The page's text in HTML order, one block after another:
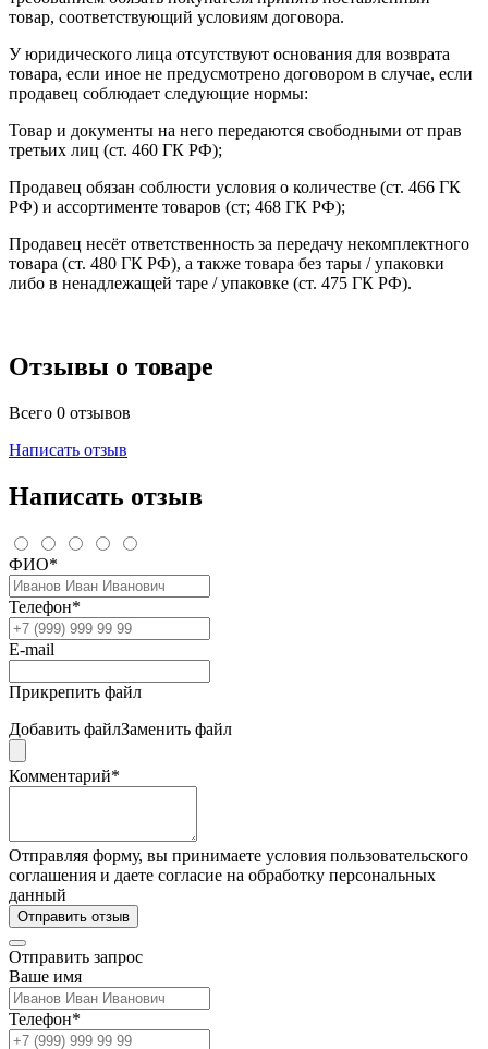
товар, соответствующий условиям договора.
У юридического лица отсутствуют основания для возврата
товара, если иное не предусмотрено договором в случае, если
продавец соблюдает следующие нормы:
Товар и документы на него передаются свободными от прав
третьих лиц (ст. 460 ГК РФ);
Продавец обязан соблюсти условия о количестве (ст. 466 ГК
РФ) и ассортименте товаров (ст; 468 ГК РФ);
Продавец несёт ответственность за передачу некомплектного
товара (ст. 480 ГК РФ), а также товара без тары / упаковки
либо в ненадлежащей таре / упаковке (ст. 475 ГК РФ).
Отзывы о товаре
Всего 0 отзывов
Написать отзыв
Написать отзыв
ФИО*
Телефон*
E-mail
Прикрепить файл
Добавить файлЗаменить файл
Комментарий*
Отправляя форму, вы принимаете условия пользовательского
соглашения и даете согласие на обработку персональных
данный
Отправить отзыв
Отправить запрос
Ваше имя
Телефон*